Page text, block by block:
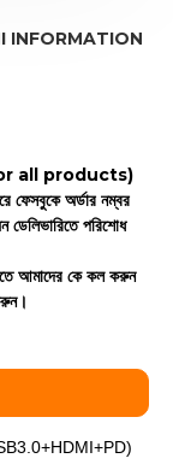
INFORMATION
for all products)
ফেসবুকে অর্ডার নম্বর
ডেলিভারিতে পরিশোধ
আমাদের কে কল করুন